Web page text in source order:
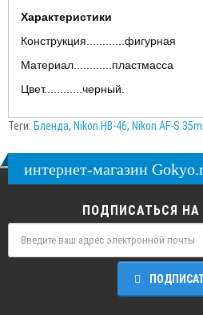
Характеристики
Конструкция............фигурная
Материал............пластмасса
Цвет............черный.
Теги: Бленда, Nikon HB-46, Nikon AF-S
интернет-магазин
ПОДПИСАТЬСЯ НА